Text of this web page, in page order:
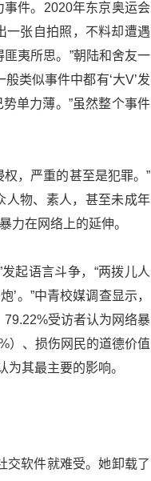
件。2020年东京奥运会
一张自拍照，不料却遭遇
夷所思。”朝陆和舍友一
类似事件中都有‘大V’发
单力薄。”虽然整个事件
，严重的甚至是犯罪。”
人物、素人，甚至未成年
力在网络上的延伸。
起语言斗争，“两拨儿人
’。”中青校媒调查显示，
受访者认为网络暴
）、损伤网民的道德价值
其最主要的影响。
交软件就难受。她卸载了